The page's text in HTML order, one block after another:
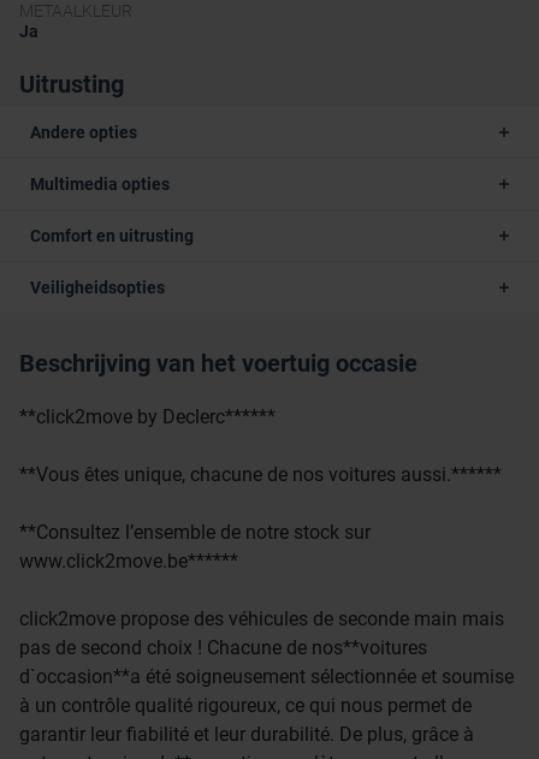
METAALKLEUR
Ja
Uitrusting
Andere opties
Multimedia opties
Comfort en uitrusting
Veiligheidsopties
Beschrijving van het voertuig occasie
**click2move by Declerc******
**Vous êtes unique, chacune de nos voitures aussi.******
**Consultez l’ensemble de notre stock sur
www.click2move.be******
click2move propose des véhicules de seconde main mais
pas de second choix ! Chacune de nos**voitures
d`occasion**a été soigneusement sélectionnée et soumise
à un contrôle qualité rigoureux, ce qui nous permet de
garantir leur fiabilité et leur durabilité. De plus, grâce à